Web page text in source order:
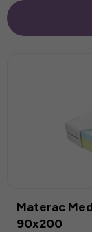
Materac
90x200